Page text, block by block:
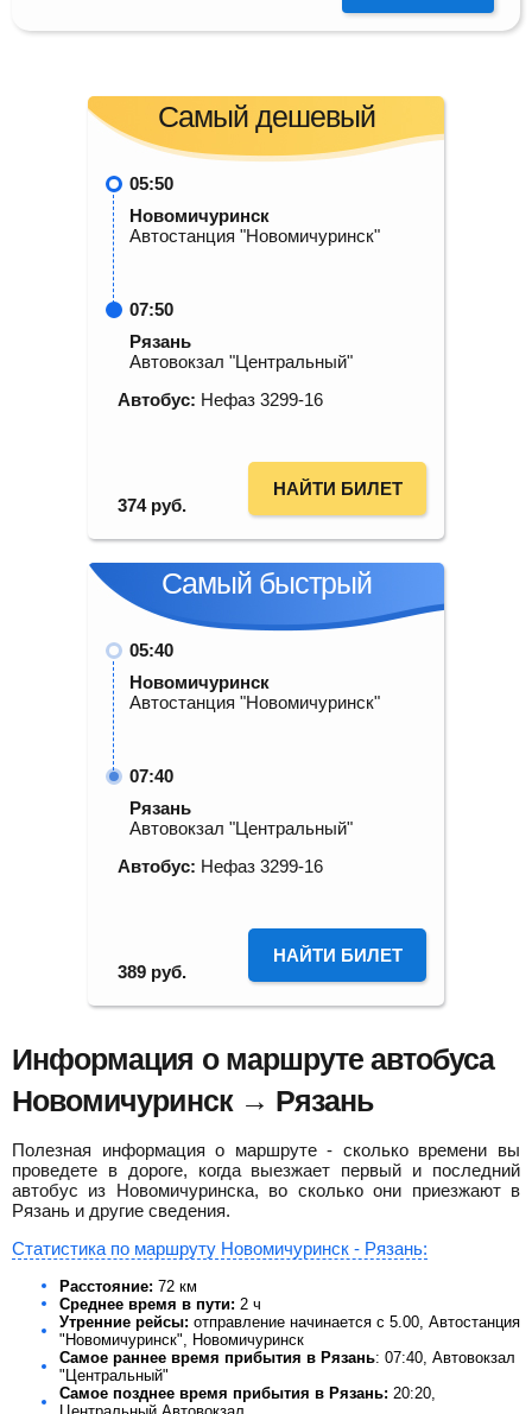
Самый дешевый
05:50
Новомичуринск
Автостанция "Новомичуринск"
07:50
Рязань
Автовокзал "Центральный"
Автобус: Нефаз 3299-16
374 руб.
НАЙТИ БИЛЕТ
Самый быстрый
05:40
Новомичуринск
Автостанция "Новомичуринск"
07:40
Рязань
Автовокзал "Центральный"
Автобус: Нефаз 3299-16
389 руб.
НАЙТИ БИЛЕТ
Информация о маршруте автобуса
Новомичуринск → Рязань
Полезная информация о маршруте - сколько времени вы
проведете в дороге, когда выезжает первый и последний
автобус из Новомичуринска, во сколько они приезжают в
Рязань и другие сведения.
Статистика по маршруту Новомичуринск - Рязань:
Расстояние: 72 км
Среднее время в пути: 2 ч
Утренние рейсы: отправление начинается с 5.00, Автостанция
"Новомичуринск", Новомичуринск
Самое раннее время прибытия в Рязань: 07:40, Автовокзал
"Центральный"
Самое позднее время прибытия в Рязань: 20:20,